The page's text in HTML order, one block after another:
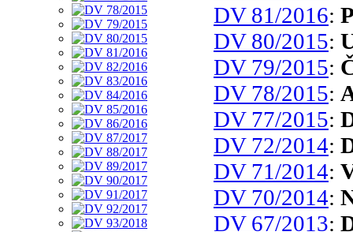
DV 81/2016:
DV 80/2015:
DV 79/2015:
DV 78/2015:
DV 77/2015:
DV 72/2014:
DV 71/2014:
DV 70/2014:
DV 67/2013: